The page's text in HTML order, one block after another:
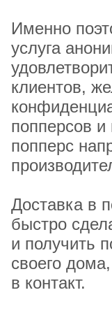
Именно
услуга
клиентов,
попперсов и
попперс
Доставка в
быстро
и получить
своего
в контакт.